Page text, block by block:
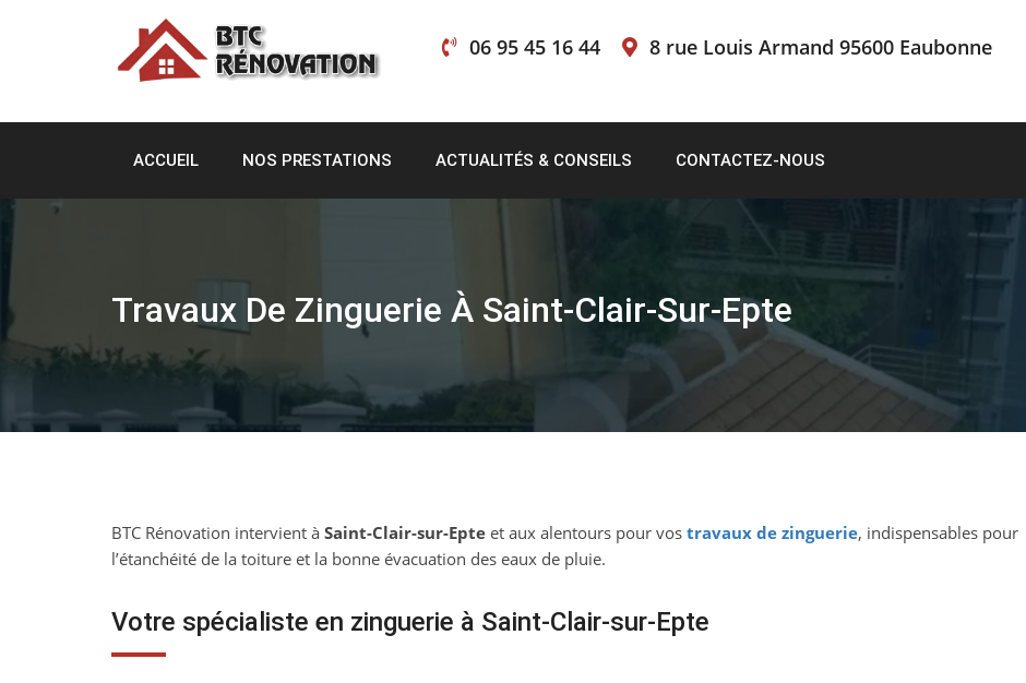
06 95 45 16 44 8 rue Louis Armand 95600 Eaubonne
ACCUEIL NOS PRESTATIONS ACTUALITÉS & CONSEILS CONTACTEZ-NOUS
Travaux De Zinguerie À Saint-Clair-Sur-Epte
BTC Rénovation intervient à Saint-Clair-sur-Epte et aux alentours pour vos travaux de zinguerie, indispensables pour
l’étanchéité de la toiture et la bonne évacuation des eaux de pluie.
Votre spécialiste en zinguerie à Saint-Clair-sur-Epte